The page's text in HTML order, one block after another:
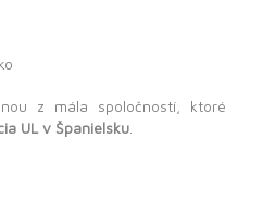
z mála spoločností, ktoré
UL v Španielsku.